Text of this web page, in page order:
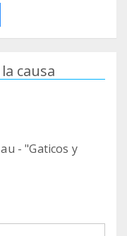
causa
- "Gaticos y